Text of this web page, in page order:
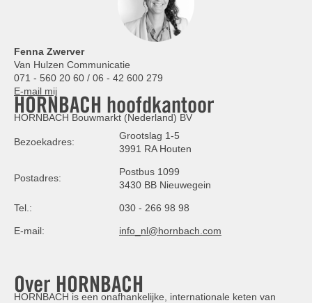
Fenna Zwerver
Van Hulzen Communicatie
071 - 560 20 60 / 06 - 42 600 279
E-mail mij
HORNBACH hoofdkantoor
HORNBACH Bouwmarkt (Nederland) BV
Bezoekadres:
Grootslag 1-5
3991 RA Houten
Postadres:
Postbus 1099
3430 BB Nieuwegein
Tel.: 030 - 266 98 98
E-mail: info_nl@hornbach.com
Over HORNBACH
HORNBACH is een onafhankelijke, internationale keten van